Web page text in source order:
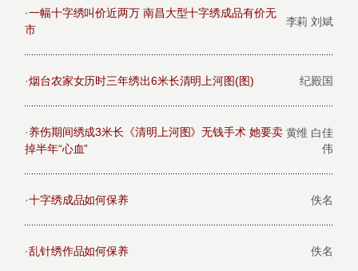
·一幅十字绣叫价近两万 南昌大型十字绣成品有价无
市
李莉 刘斌
·烟台农家女历时三年绣出6米长清明上河图(图) 纪殿国
·养伤期间绣成3米长《清明上河图》无钱手术 她要卖
掉半年“心血”
黄维 白佳
伟
·十字绣成品如何保养 佚名
·乱针绣作品如何保养 佚名